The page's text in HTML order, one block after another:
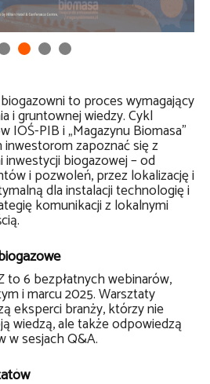
to proces wymagający
i gruntownej wiedzy. Cykl
IOŚ-PIB i „Magazynu Biomasa”
zapoznać się z
biogazowej – od
i pozwoleń, przez lokalizację i
dla instalacji technologię i
komunikacji z lokalnymi
to 6 bezpłatnych webinarów,
i marcu 2025. Warsztaty
eksperci branży, którzy nie
wiedzą, ale także odpowiedzą
w sesjach Q&A.